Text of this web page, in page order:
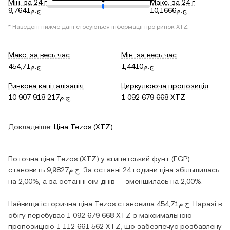
Мін. за 24 г
ج.م9,7641
Макс. за 24 г
ج.م10,1666
* Наведені нижче дані стосуються інформації про ринок XTZ.
Макс. за весь час
ج.م454,71
Мін. за весь час
ج.م1,4410
Ринкова капіталізація
ج.م10 907 918 217
Циркулююча пропозиція
1 092 679 668 XTZ
Докладніше: Ціна Tezos (XTZ)
Поточна ціна Tezos (XTZ) у єгипетський фунт (EGP)
становить
ج.م9,9827 . За останні 24 години ціна збільшилась
на 2,00% , а за останні сім днів — зменшилась на 2,00%
Найвища історична ціна Tezos становила ج.م454,71 . Наразі в
обігу перебуває 1 092 679 668 XTZ з максимальною
пропозицією 1 112 661 562 XTZ , що забезпечує розбавлену